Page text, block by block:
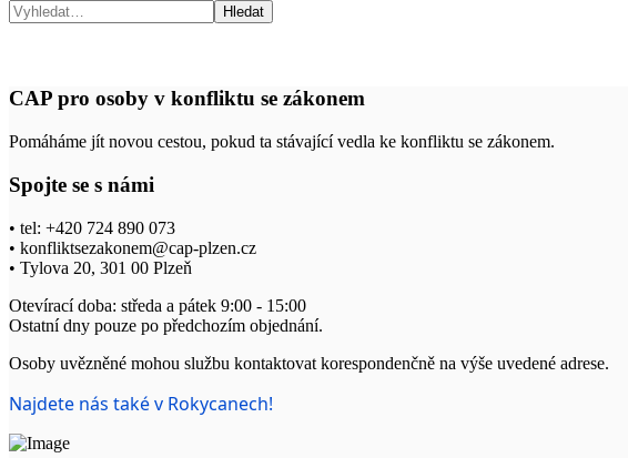
Hledat
CAP pro osoby v konfliktu se zákonem
Pomáháme jít novou cestou, pokud ta stávající vedla ke konfliktu se zákonem.
Spojte se s námi
• tel: +420 724 890 073
• konfliktsezakonem@cap-plzen.cz
• Tylova 20, 301 00 Plzeň
Otevírací doba: středa a pátek 9:00 - 15:00
Ostatní dny pouze po předchozím objednání.
Osoby uvězněné mohou službu kontaktovat korespondenčně na výše uvedené adrese.
Najdete nás také v Rokycanech!